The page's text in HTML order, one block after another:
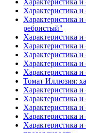
Характеристика
Характеристика
ребристый"
Характеристика
Характеристика
Характеристика
Характеристика
Характеристика
Томат Иллюзия:
Характеристика
Характеристика
Характеристика
Характеристика
Характеристика